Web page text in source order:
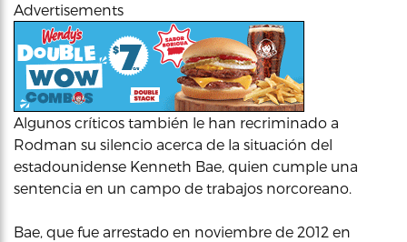
Advertisements
Algunos críticos también le han recriminado a
Rodman su silencio acerca de la situación del
estadounidense Kenneth Bae, quien cumple una
sentencia en un campo de trabajos norcoreano.
Bae, que fue arrestado en noviembre de 2012 en